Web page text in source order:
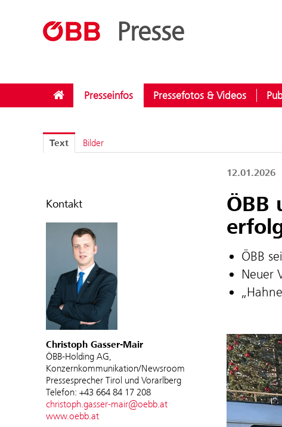
Presse
Presseinfos Pressefotos & Videos
Text Bilder
Kontakt
Christoph Gasser-Mair
ÖBB-Holding AG,
Konzernkommunikation/Newsroom
Pressesprecher Tirol und Vorarlberg
Telefon: +43 664 84 17 208
christoph.gasser-mair@oebb.at
www.oebb.at
12.01.2026
ÖBB
ÖBB
Neuer